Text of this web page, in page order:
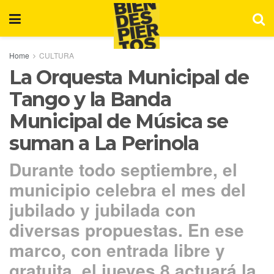
Home CULTURA
La Orquesta Municipal de
Tango y la Banda
Municipal de Música se
suman a La Perinola
Durante todo septiembre, el
municipio celebra el mes del
jubilado y jubilada con
diversas propuestas. En ese
marco, con entrada libre y